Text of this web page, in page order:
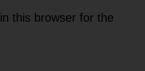
this browser for the